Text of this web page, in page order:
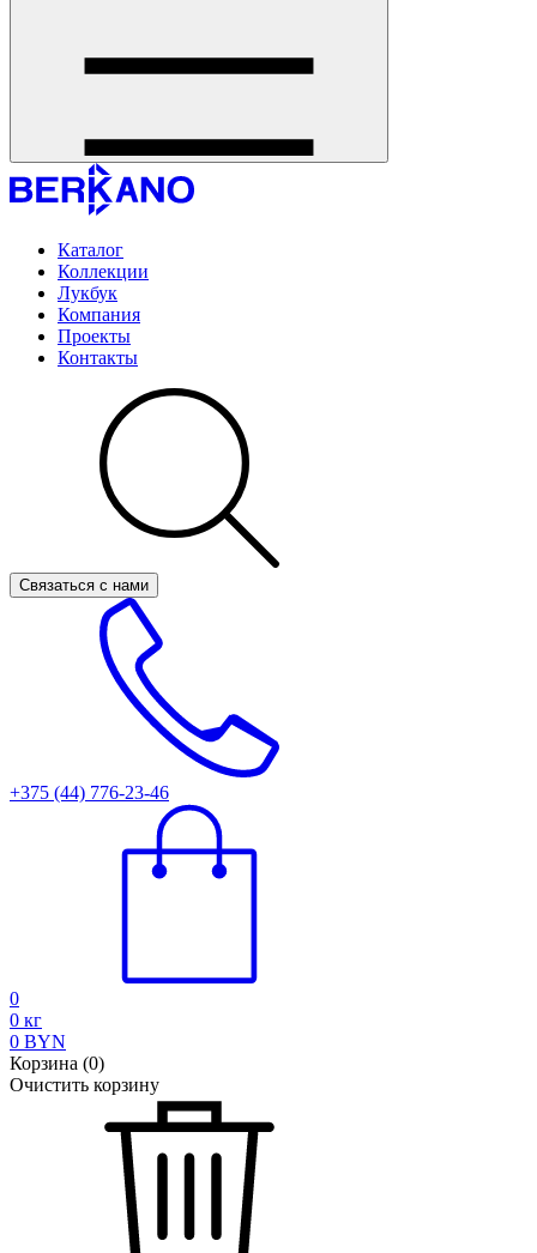
Каталог
Коллекции
Лукбук
Компания
Проекты
Контакты
Связаться с нами
+375 (44) 776-23-46
0
0 кг
0 BYN
Корзина (0)
Очистить корзину